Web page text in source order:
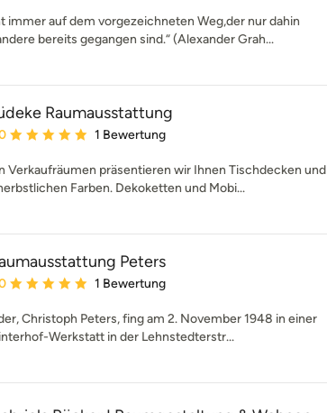
immer auf dem vorgezeichneten Weg,der nur dahin
bereits gegangen sind.“ (Alexander Grah...
Raumausstattung
Bewertung: 5 von 5 Sternen
1 Bewertung
Verkaufräumen präsentieren wir Ihnen Tischdecken und
Farben. Dekoketten und Mobi...
Peters
Bewertung: 5 von 5 Sternen
1 Bewertung
Christoph Peters, fing am 2. November 1948 in einer
Werkstatt in der Lehnstedterstr...